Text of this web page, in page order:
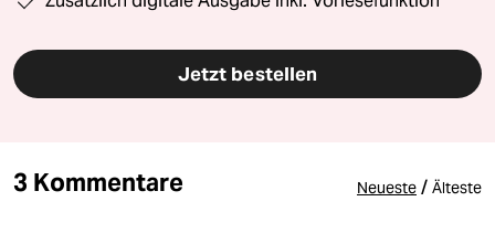
Jetzt bestellen
3 Kommentare Neueste / Älteste